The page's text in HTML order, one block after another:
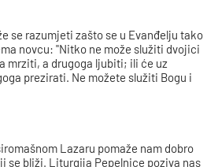
se razumjeti zašto se u Evanđelju tako
novcu: "Nitko ne može služiti dvojici
mrziti, a drugoga ljubiti; ili će uz
prezirati. Ne možete služiti Bogu i
Lazaru pomaže nam dobro
se bliži. Liturgija Pepelnice poziva nas